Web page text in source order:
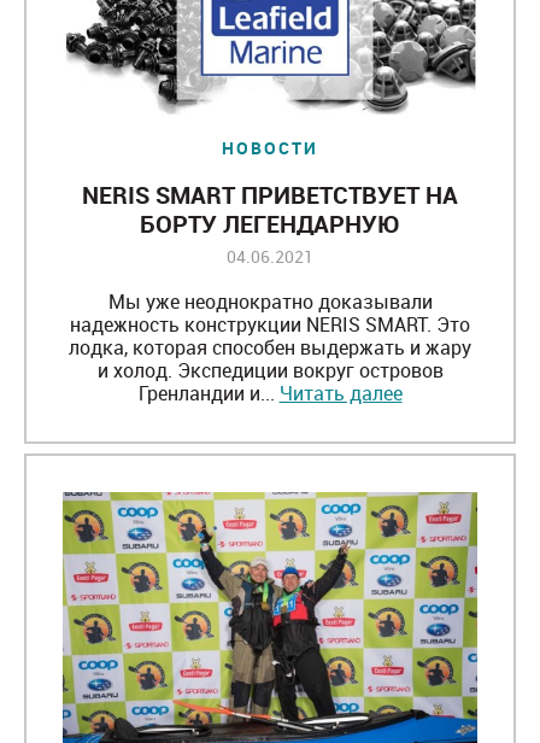
НОВОСТИ
NERIS SMART ПРИВЕТСТВУЕТ НА
БОРТУ ЛЕГЕНДАРНУЮ
АНГЛИЙСКУЮ КОМПАНИЮ
04.06.2021
Мы уже неоднократно доказывали
надежность конструкции NERIS SMART. Это
лодка, которая способен выдержать и жару
и холод. Экспедиции вокруг островов
Гренландии и... Читать далее